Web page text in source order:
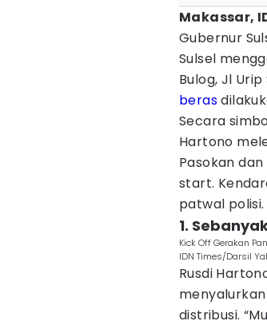
Makassar,
Gubernur
Sulsel
Bulog, Jl
beras
Secara
Hartono
Pasokan
start.
patwal polisi.
1.
Kick Off Gerakan
IDN Times/Darsil
Rusdi
distribusi.